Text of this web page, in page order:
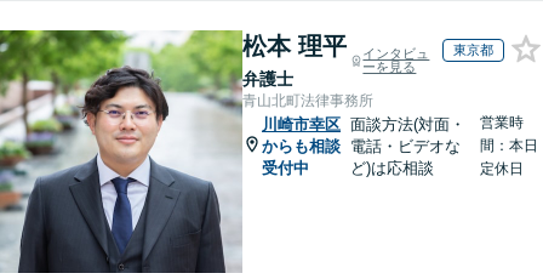
松本 理平
弁護士
インタビュ
ーを見る
東京都
青山北町法律事務所
川崎市幸区
からも相談
受付中
面談方法(対面・
電話・ビデオな
ど)は応相談
営業時
間：本日
定休日